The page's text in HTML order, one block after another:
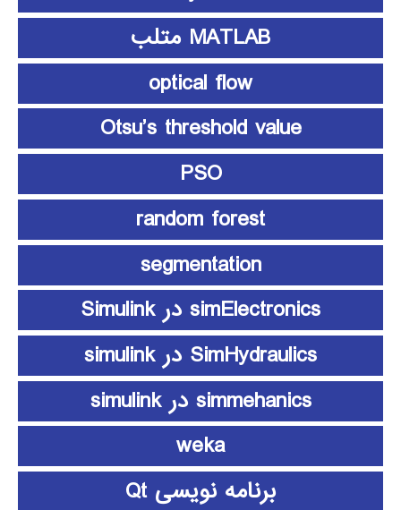
MATLAB متلب
optical flow
Otsu’s threshold value
PSO
random forest
segmentation
simElectronics در Simulink
SimHydraulics در simulink
simmehanics در simulink
weka
برنامه نویسی Qt